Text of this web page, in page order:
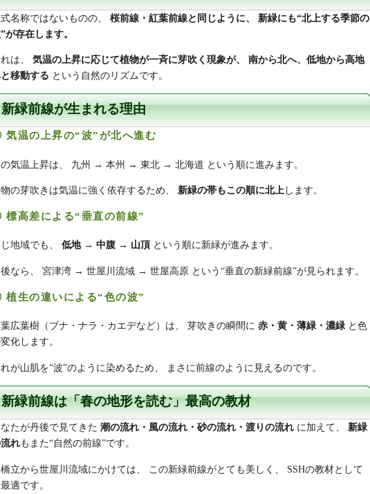
名称ではないものの、 桜前線・紅葉前線と同じように、
新緑にも“北上する季節の
が存在します。
は、 気温の上昇に応じて植物が一斉に芽吹く現象が、
南から北へ、低地から高地
移動する という自然のリズムです。
新緑前線が生まれる理由
温の上昇の“波”が北へ進む
気温上昇は、 九州 → 本州 → 東北 → 北海道 という順に進みます。
の芽吹きは気温に強く依存するため、 新緑の帯もこの順に北上 します。
高差による“垂直の前線”
地域でも、 低地 → 中腹 → 山頂 という順に新緑が進みます。
なら、 宮津湾 → 世屋川流域 → 世屋高原 という“垂直の新緑前線”が見られます。
生の違いによる“色の波”
広葉樹（ブナ・ナラ・カエデなど）は、 芽吹きの瞬間に 赤・黄・薄緑・濃緑と色
化します。
れが山肌を“波”のように染めるため、 まさに前線のように見えるのです。
新緑前線は「春の地形を読む」最高の教材
たが丹後で見てきた 潮の流れ・風の流れ・砂の流れ・渡りの流れ に加えて、 新緑
れもまた“自然の前線”です。
立から世屋川流域にかけては、 この新緑前線がとても美しく、 SSHの教材として
適です。